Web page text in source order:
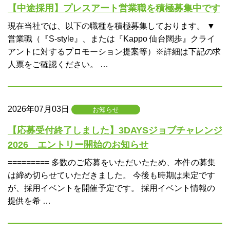
【中途採用】プレスアート営業職を積極募集中です
現在当社では、以下の職種を積極募集しております。 ▼
営業職（『S-style』、または『Kappo 仙台闊歩』クライ
アントに対するプロモーション提案等）※詳細は下記の求
人票をご確認ください。 …
2026年07月03日 お知らせ
【応募受付終了しました】3DAYSジョブチャレンジ
2026 エントリー開始のお知らせ
========= 多数のご応募をいただいたため、本件の募集
は締め切らせていただきました。 今後も時期は未定です
が、採用イベントを開催予定です。 採用イベント情報の
提供を希 …